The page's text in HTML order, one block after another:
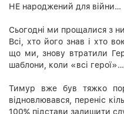
НЕ народжений для війни…
Сьогодні ми прощалися з
Всі, хто його знав і хто
що ми, знову втратили
шаблони, коли «всі герої»…
Тимур вже був тяжко
відновлювався, переніс
100% підстави залишити